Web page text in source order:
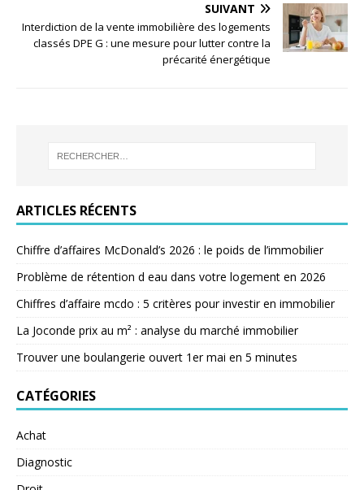
SUIVANT
Interdiction de la vente immobilière des logements
classés DPE G : une mesure pour lutter contre la
précarité énergétique
ARTICLES RÉCENTS
Chiffre d’affaires McDonald’s 2026 : le poids de l’immobilier
Problème de rétention d eau dans votre logement en 2026
Chiffres d’affaire mcdo : 5 critères pour investir en immobilier
La Joconde prix au m² : analyse du marché immobilier
Trouver une boulangerie ouvert 1er mai en 5 minutes
CATÉGORIES
Achat
Diagnostic